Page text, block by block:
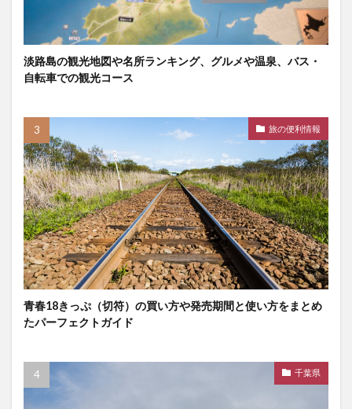
淡路島の観光地図や名所ランキング、グルメや温泉、バス・
自転車での観光コース
旅の便利情報
青春18きっぷ（切符）の買い方や発売期間と使い方をまとめ
たパーフェクトガイド
千葉県